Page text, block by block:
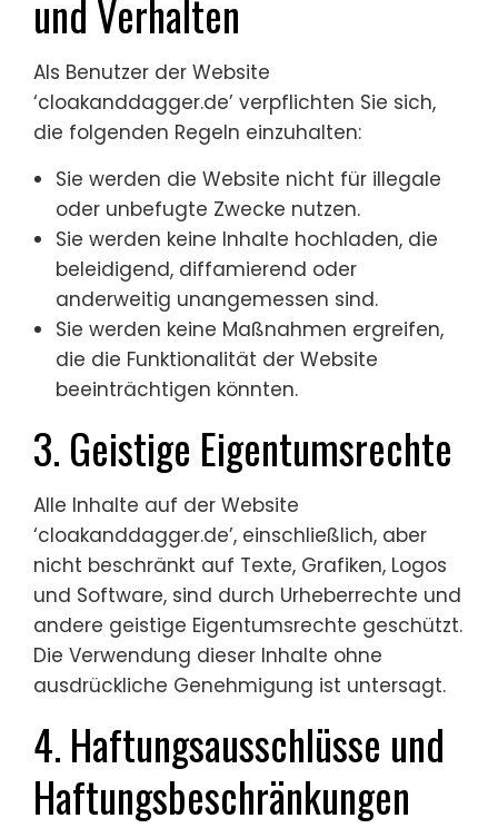
und Verhalten
Als Benutzer der Website
‘cloakanddagger.de’ verpflichten Sie sich,
die folgenden Regeln einzuhalten:
Sie werden die Website nicht für illegale
oder unbefugte Zwecke nutzen.
Sie werden keine Inhalte hochladen, die
beleidigend, diffamierend oder
anderweitig unangemessen sind.
Sie werden keine Maßnahmen ergreifen,
die die Funktionalität der Website
beeinträchtigen könnten.
3. Geistige Eigentumsrechte
Alle Inhalte auf der Website
‘cloakanddagger.de’, einschließlich, aber
nicht beschränkt auf Texte, Grafiken, Logos
und Software, sind durch Urheberrechte und
andere geistige Eigentumsrechte geschützt.
Die Verwendung dieser Inhalte ohne
ausdrückliche Genehmigung ist untersagt.
4. Haftungsausschlüsse und
Haftungsbeschränkungen